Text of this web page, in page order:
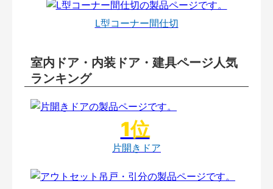
L型コーナー間仕切
室内ドア・内装ドア・建具ページ人気
ランキング
片開きドア